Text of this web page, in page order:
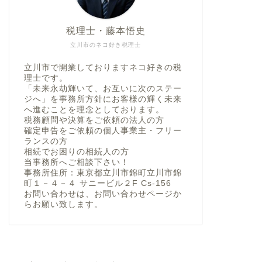
立川市のネコ好き税理士
税理士・藤本悟史
立川市で開業しておりますネコ好きの税
理士です。
「未来永劫輝いて、お互いに次のステー
ジへ」を事務所方針にお客様の輝く未来
へ進むことを理念としております。
税務顧問や決算をご依頼の法人の方
確定申告をご依頼の個人事業主・フリー
ランスの方
相続でお困りの相続人の方
当事務所へご相談下さい！
事務所住所：東京都立川市錦町立川市錦
町１－４－４ サニービル２F Cs-156
お問い合わせは、お問い合わせページか
らお願い致します。